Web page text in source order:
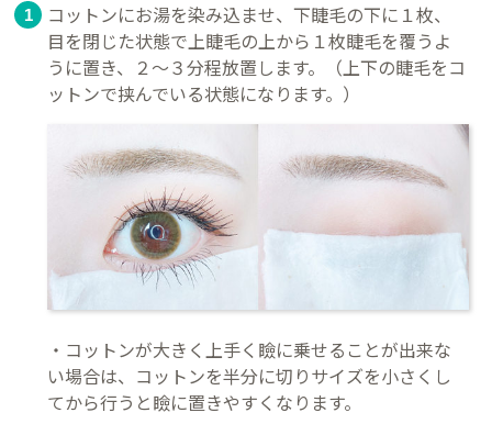
コットンにお湯を染み込ませ、下睫毛の下に１枚、
目を閉じた状態で上睫毛の上から１枚睫毛を覆うよ
うに置き、２～３分程放置します。（上下の睫毛をコ
ットンで挟んでいる状態になります。）
・コットンが大きく上手く瞼に乗せることが出来な
い場合は、コットンを半分に切りサイズを小さくし
てから行うと瞼に置きやすくなります。